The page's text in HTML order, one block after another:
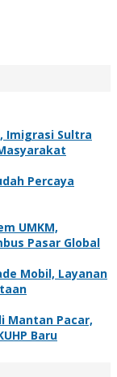
Imigrasi Sultra
Percaya
UMKM,
Pasar Global
Mobil, Layanan
Mantan Pacar,
Baru